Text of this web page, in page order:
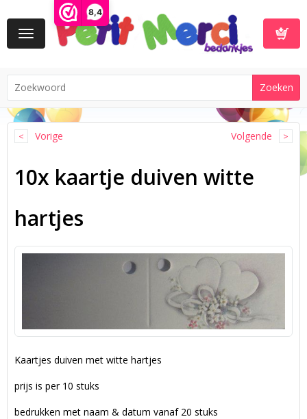
8,4
Toggle
navigation
Vorige Volgende
10x kaartje duiven witte
hartjes
Kaartjes duiven met witte hartjes
prijs is per 10 stuks
bedrukken met naam & datum vanaf 20 stuks